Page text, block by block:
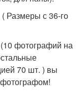
Размеры с 36-го
фотографий на
70 шт. ) вы